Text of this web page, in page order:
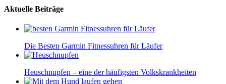
Aktuelle Beiträge
Die Besten Garmin Fitnessuhren für Läufer
Heuschnupfen – eine der häufigsten Volkskrankheiten